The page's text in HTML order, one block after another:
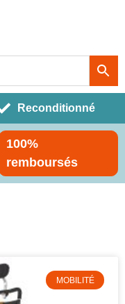
Reconditionné
100%
remboursés
MOBILITÉ